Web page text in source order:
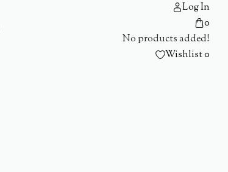
Log In
0
No products added!
Wishlist0